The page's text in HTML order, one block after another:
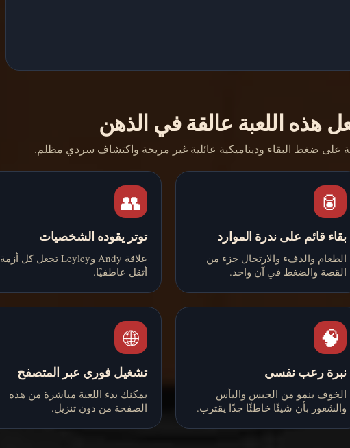
هذه اللعبة عالقة في الذهن
على ضغط البقاء وديناميكية عائلية غير مريحة واكتشاف سردي مظلم.
🥫
بقاء قائم على ندرة الموارد
الطعام والدفء والارتجال جزء من
القصة والضغط في آن واحد.
👥
توتر يقوده الشخصيات
علاقة Andy وLeyley تجعل كل أزمة
أثقل عاطفيًا.
🧠
نبرة رعب نفسي
الخوف ينمو من الحبس واليأس
والشعور بأن شيئًا خاطئًا جدًا يقترب.
🌐
تشغيل فوري عبر المتصفح
يمكنك بدء اللعبة مباشرة من هذه
الصفحة من دون تنزيل.